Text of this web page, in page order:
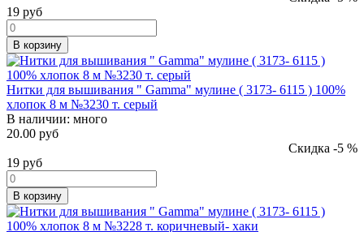
19 руб
В корзину
Нитки для вышивания " Gamma" мулине ( 3173- 6115 ) 100%
хлопок 8 м №3230 т. серый
В наличии: много
20.00 руб
Скидка -5 %
19 руб
В корзину